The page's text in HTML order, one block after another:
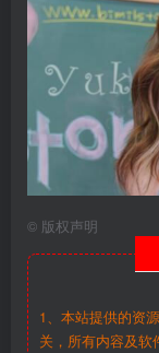
© 版权声明
1、本站提供的资
关，所有内容及软